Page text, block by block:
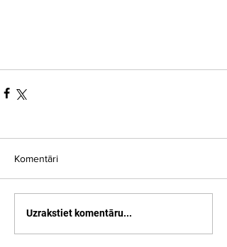
Komentāri
Uzrakstiet komentāru...